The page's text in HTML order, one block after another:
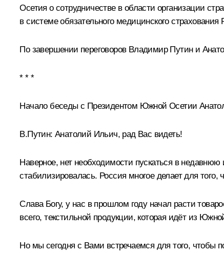
Осетия о сотрудничестве в области организации
в системе обязательного медицинского
По завершении переговоров Владимир Путин и
* * *
Начало беседы с Президентом Южной Осетии
В.Путин: Анатолий Ильич, рад Вас видеть!
Наверное, нет необходимости пускаться в
стабилизировалась. Россия многое делает для
Слава Богу, у нас в прошлом году начал расти
всего, текстильной продукции, которая идёт из
Но мы сегодня с Вами встречаемся для того, чтобы